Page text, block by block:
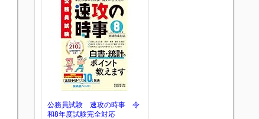
で最も困難な経験といわれてもそれに見合
うようなものはないと考えてしまう方が多
いかと思います。 そのような方は 「最も
困難な経験」 を 「思い通りにいかなかっ
た経験」 と単純に置き換えて考えてみる
ことをお勧めします。そして、思い通りに
いかなかった際にどのように行動し、どの
ようなことを学んだのか多少盛ってでも構
わないのでPRすれば論題に答えることがで
きます。
公務員試験 速攻の時事 令
和8年度試験完全対応